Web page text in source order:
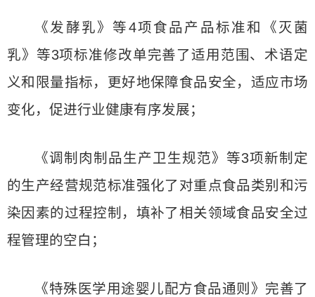
《发酵乳》等4项食品产品标准和《灭菌
乳》等3项标准修改单完善了适用范围、术语定
义和限量指标，更好地保障食品安全，适应市场
变化，促进行业健康有序发展；
《调制肉制品生产卫生规范》等3项新制定
的生产经营规范标准强化了对重点食品类别和污
染因素的过程控制，填补了相关领域食品安全过
程管理的空白；
《特殊医学用途婴儿配方食品通则》完善了